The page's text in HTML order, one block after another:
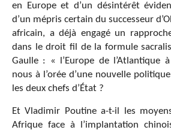
en Europe et d’un désintérêt
d’un mépris certain du successeur
africain, a déjà engagé un
dans le droit fil de la formule
Gaulle : « l’Europe de l’Atlantique
nous à l’orée d’une nouvelle
les deux chefs d’État ?
Et Vladimir Poutine a-t-il les
Afrique face à l’implantation